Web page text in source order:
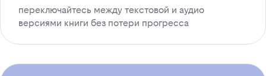
переключайтесь между текстовой и аудио
версиями книги без потери прогресса